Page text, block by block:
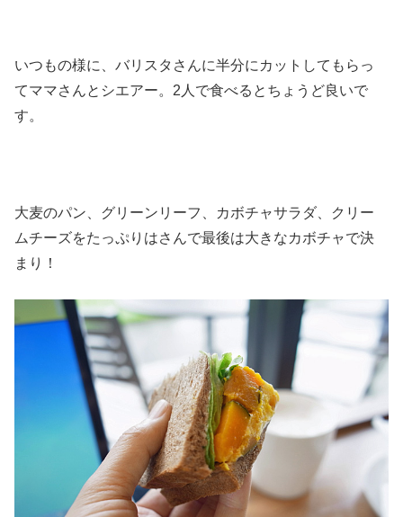
いつもの様に、バリスタさんに半分にカットしてもらっ
てママさんとシエアー。2人で食べるとちょうど良いで
す。
大麦のパン、グリーンリーフ、カボチャサラダ、クリー
ムチーズをたっぷりはさんで最後は大きなカボチャで決
まり！